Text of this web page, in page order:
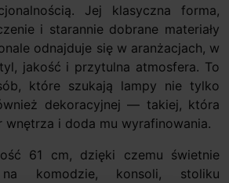
Jej klasyczna forma,
i starannie dobrane materiały
odnajduje się w aranżacjach, w
jakość i przytulna atmosfera. To
które szukają lampy nie tylko
dekoracyjnej — takiej, która
wnętrza i doda mu wyrafinowania.
61 cm, dzięki czemu świetnie
komodzie, konsoli, stoliku